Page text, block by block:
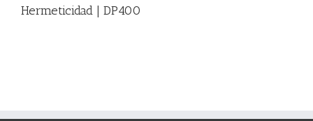
Hermeticidad | DP400